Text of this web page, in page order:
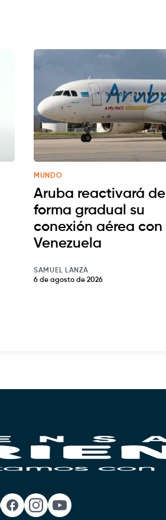
MUNDO
Aruba reactivará de
forma gradual su
conexión aérea con
Venezuela
SAMUEL LANZA
6 de agosto de 2026
Facebook
Instagram
YouTube